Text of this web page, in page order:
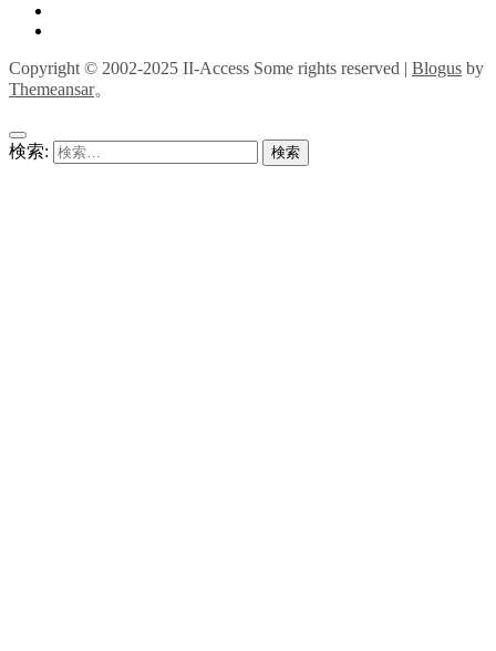
Copyright © 2002-2025 II-Access Some rights reserved | Blogus by
Themeansar。
検索: